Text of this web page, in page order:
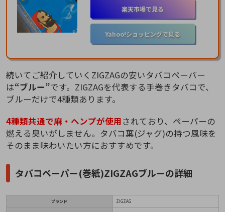
楽天市場で見る
Yahoo!ショッピングで見る
続いてご紹介していくZIGZAGの安いタバコペーパー
は“ブルー”です。ZIGZAGを代表する手巻きタバコで、
ブルーだけで4種類あります。
4種類共通で麻・ヘンプが使用されており、ペーパーの
燃える臭いがしません。タバコ葉(ジャグ)の持つ風味を
そのまま味わいたい方におすすめです。
タバコペーパー(巻紙)ZIGZAGブルーの詳細
ブランド ZIGZAG